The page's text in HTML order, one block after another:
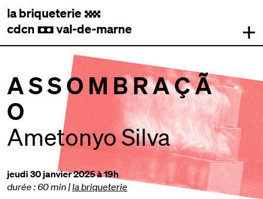
la briqueterie .
cdcn , val-de-marne +
A S S O M B R A Ç Ã
O
Ametonyo Silva
jeudi 30 janvier 2025 à 19h
durée : 60 min |la briqueterie